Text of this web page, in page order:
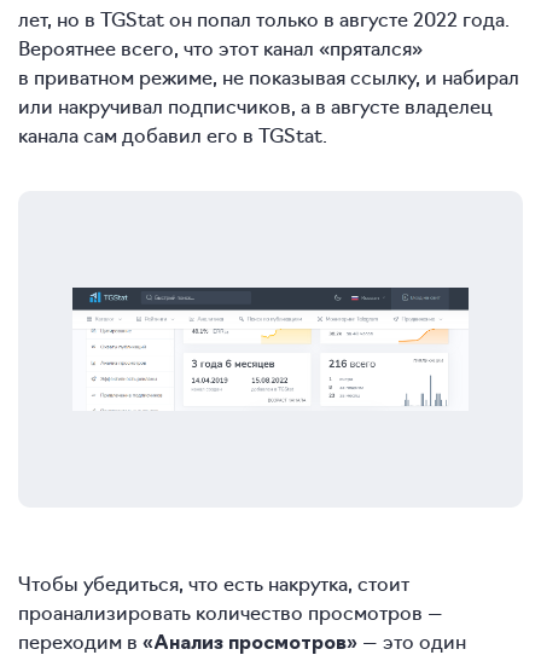
лет, но в TGStat он попал только в августе 2022 года.
Вероятнее всего, что этот канал «прятался»
в приватном режиме, не показывая ссылку, и набирал
или накручивал подписчиков, а в августе владелец
канала сам добавил его в TGStat.
Чтобы убедиться, что есть накрутка, стоит
проанализировать количество просмотров —
переходим в «Анализ просмотров» — это один